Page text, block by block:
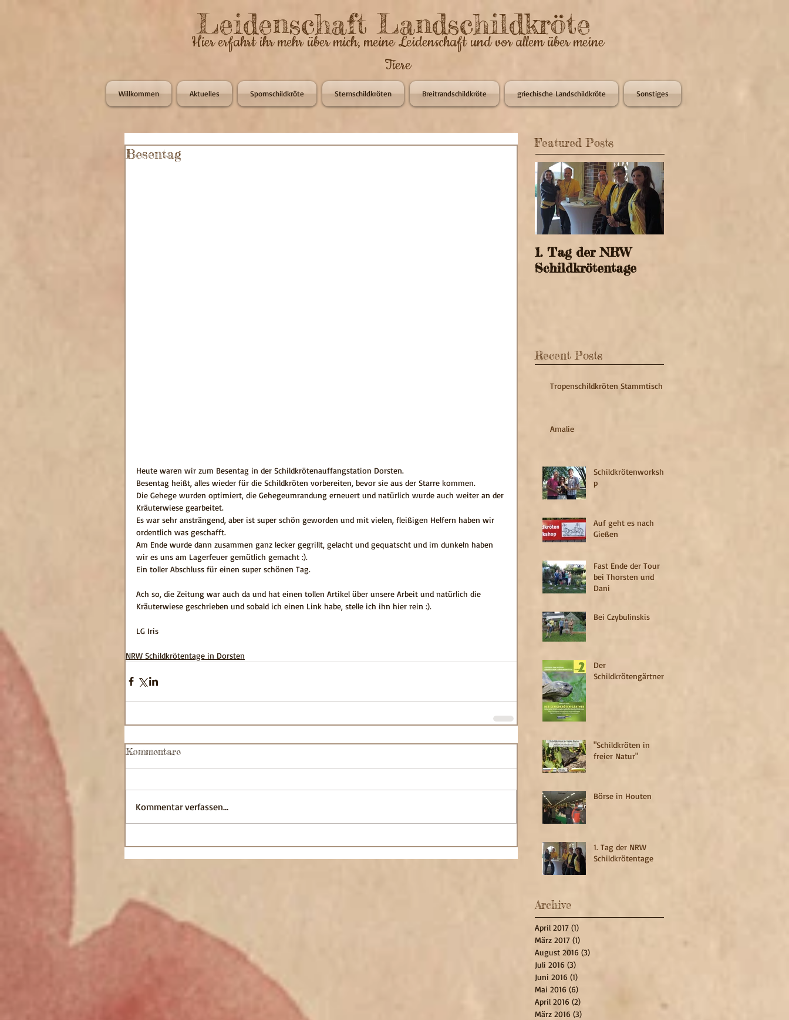
Leidenschaft Landschildkröte
Hier erfahrt ihr mehr über mich, meine Leidenschaft und vor allem über meine
Tiere
Willkommen Aktuelles Spornschildkröte Sternschildkröten Breitrandschildkröte griechische Landschildkröte Sonstiges
Besentag
Heute waren wir zum Besentag in der Schildkrötenauffangstation Dorsten.
Besentag heißt, alles wieder für die Schildkröten vorbereiten, bevor sie aus der Starre kommen.
Die Gehege wurden optimiert, die Gehegeumrandung erneuert und natürlich wurde auch weiter an der
Kräuterwiese gearbeitet.
Es war sehr ansträngend, aber ist super schön geworden und mit vielen, fleißigen Helfern haben wir
ordentlich was geschafft.
Am Ende wurde dann zusammen ganz lecker gegrillt, gelacht und gequatscht und im dunkeln haben
wir es uns am Lagerfeuer gemütlich gemacht :).
Ein toller Abschluss für einen super schönen Tag.
Ach so, die Zeitung war auch da und hat einen tollen Artikel über unsere Arbeit und natürlich die
Kräuterwiese geschrieben und sobald ich einen Link habe, stelle ich ihn hier rein :).
LG Iris
NRW Schildkrötentage in Dorsten
Kommentare
Kommentar verfassen...
Featured Posts
1. Tag der NRW
Schildkrötentage
Recent Posts
Tropenschildkröten Stammtisch
Amalie
Schildkrötenworksho
p
Auf geht es nach
Gießen
Fast Ende der Tour
bei Thorsten und
Dani
Bei Czybulinskis
Der
Schildkrötengärtner
"Schildkröten in
freier Natur"
Börse in Houten
1. Tag der NRW
Schildkrötentage
Archive
April 2017 (1)
März 2017 (1)
August 2016 (3)
Juli 2016 (3)
Juni 2016 (1)
Mai 2016 (6)
April 2016 (2)
März 2016 (3)